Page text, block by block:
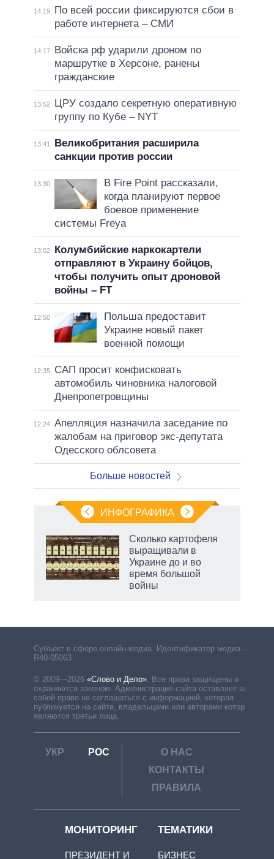
14:19
По всей россии фиксируются сбои в
работе интернета – СМИ
14:17
Войска рф ударили дроном по
маршрутке в Херсоне, ранены
гражданские
13:52
ЦРУ создало секретную оперативную
группу по Кубе – NYT
13:41
Великобритания расширила
санкции против россии
13:30
В Fire Point рассказали,
когда планируют первое
боевое применение
системы Freya
13:02
Колумбийские наркокартели
отправляют в Украину бойцов,
чтобы получить опыт дроновой
войны – FT
12:50
Польша предоставит
Украине новый пакет
военной помощи
12:35
САП просит конфисковать
автомобиль чиновника налоговой
Днепропетровщины
12:24 Апелляция назначила заседание по
жалобам на приговор экс-депутата
Одесского облсовета
Больше новостей
ИНФОГРАФИКА
Сколько картофеля
выращивали в
Украине до и во
время большой
войны
Субъект в сфере онлайн-медиа. Идентификатор медиа –
R40-05063
© 2009—2026 «Слово и Дело» Все права защищены и
охраняются законом. Администрация сайта оставляет за
собой право не соглашаться с информацией, которая
публикуется на сайте, владельцами или авторами которой
являются третьи лица.
УКР РОС
О НАС
КОНТАКТЫ
ПРАВИЛА
МОНИТОРИНГ
ПРЕЗИДЕНТ И
ТЕМАТИКИ
БИЗНЕС